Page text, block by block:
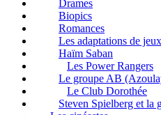
Drames
Biopics
Romances
Les adaptations de
Haïm Saban
Les Power Rangers
Le groupe AB
Le Club Dorothée
Steven Spielberg et la